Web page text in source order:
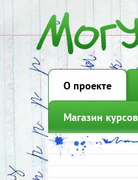
О проекте
Магазин